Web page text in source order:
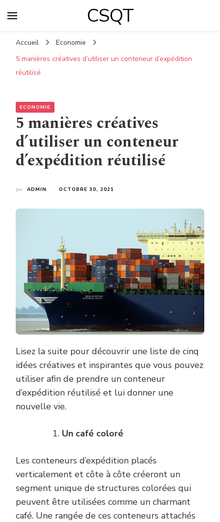
CSQT
Accueil
Economie
5 manières créatives d’utiliser un conteneur d’expédition
réutilisé
ECONOMIE
5 manières créatives
d’utiliser un conteneur
d’expédition réutilisé
par ADMIN OCTOBRE 30, 2021
Lisez la suite pour découvrir une liste de cinq
idées créatives et inspirantes que vous pouvez
utiliser afin de prendre un conteneur
d’expédition réutilisé et lui donner une
nouvelle vie.
Un café coloré
Les conteneurs d’expédition placés
verticalement et côte à côte créeront un
segment unique de structures colorées qui
peuvent être utilisées comme un charmant
café. Une rangée de ces conteneurs attachés